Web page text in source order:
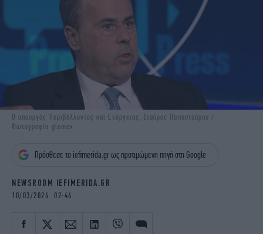
ΤΕΧΝΟΛΟΓΙΑ
DESIGN
ΟΛΥΜΠΙΑΚΟΙ ΑΓΩΝΕΣ
GREEN
PODCAST
iAUTOKINITO
iBOOKS
ΖΩΔΙΑ
OSCARS
NEWSLETTER
Ο υπουργός Περιβάλλοντος και Ενέργειας, Σταύρος Παπασταύρου /
Φωτογραφία glomex
Πρόσθεσε το iefimerida.gr ως προτιμώμενη πηγή στη Google
NEWSROOM IEFIMERIDA.GR
10/03/2026 02:46